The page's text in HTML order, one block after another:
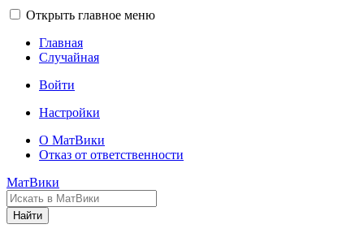
Открыть главное меню
Главная
Случайная
Войти
Настройки
О МатВики
Отказ от ответственности
МатВики
Найти